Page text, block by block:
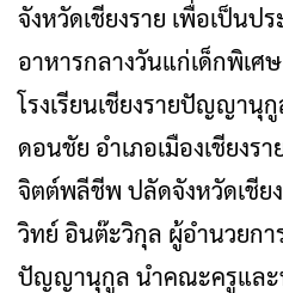
จังหวัดเชียงราย เพื่อเป็นป
อาหารกลางวันแก่เด็กพิเศ
โรงเรียนเชียงรายปัญญา
ดอนชัย อำเภอเมืองเชียงร
จิตต์พลีชีพ ปลัดจังหวัดเชีย
วิทย์ อินต๊ะวิกุล ผู้อำนวยการ
ปัญญานุกูล นำคณะครูและ